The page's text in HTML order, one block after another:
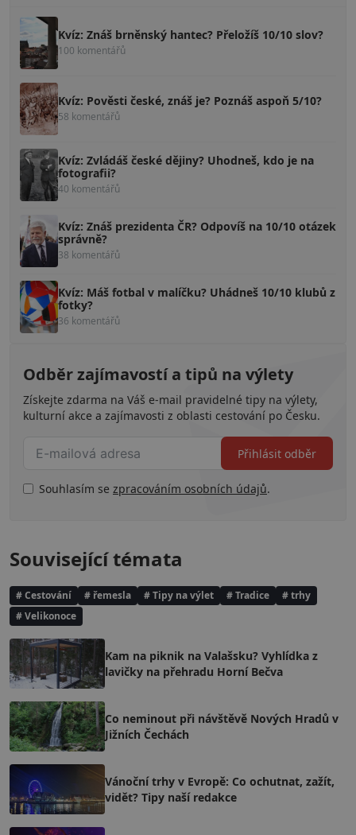
Kvíz: Znáš brněnský hantec? Přeložíš 10/10 slov?
100 komentářů
Kvíz: Pověsti české, znáš je? Poznáš aspoň 5/10?
58 komentářů
Kvíz: Zvládáš české dějiny? Uhodneš, kdo je na
fotografii?
40 komentářů
Kvíz: Znáš prezidenta ČR? Odpovíš na 10/10 otázek
správně?
38 komentářů
Kvíz: Máš fotbal v malíčku? Uhádneš 10/10 klubů z
fotky?
36 komentářů
Odběr zajímavostí a tipů na výlety
Získejte zdarma na Váš e-mail pravidelné tipy na výlety,
kulturní akce a zajímavosti z oblasti cestování po Česku.
Souhlasím se zpracováním osobních údajů.
Přihlásit odběr
Související témata
# Cestování # řemesla # Tipy na výlet # Tradice
# trhy
# Velikonoce
Kam na piknik na Valašsku? Vyhlídka z
lavičky na přehradu Horní Bečva
Co neminout při návštěvě Nových Hradů v
Jižních Čechách
Vánoční trhy v Evropě: Co ochutnat, zažít,
vidět? Tipy naší redakce